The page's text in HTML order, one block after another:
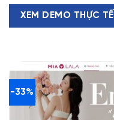
XEM DEMO THỰC TẾ
-33%